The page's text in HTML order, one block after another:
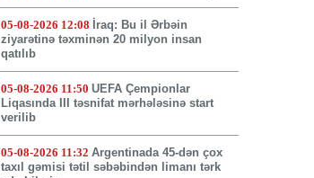
05-08-2026 12:08 İraq: Bu il Ərbəin
ziyarətinə təxminən 20 milyon insan
qatılıb
05-08-2026 11:50 UEFA Çempionlar
Liqasında III təsnifat mərhələsinə start
verilib
05-08-2026 11:32 Argentinada 45-dən çox
taxıl gəmisi tətil səbəbindən limanı tərk